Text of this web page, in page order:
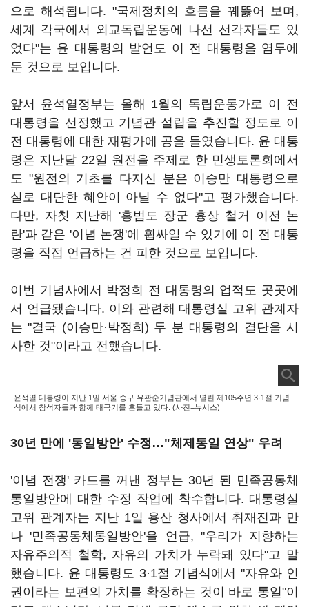
으로 해석됩니다. "국제정치의 흐름을 꿰뚫어 보며,
세계 각국에서 외교독립운동에 나선 선각자들도 있
었다"는 윤 대통령의 발언도 이 전 대통령을 염두에
둔 것으로 보입니다.
앞서 윤석열정부는 올해 1월의 독립운동가로 이 전
대통령을 선정했고 기념관 설립을 추진할 정도로 이
전 대통령에 대한 재평가에 공을 들였습니다. 윤 대통
령은 지난달 22일 원전을 주제로 한 민생토론회에서
도 "원전의 기초를 다지신 분은 이승만 대통령으로
실로 대단한 혜안이 아닐 수 없다"고 평가했습니다.
다만, 자칫 지난해 '홍범도 장군 흉상 철거 이전 논
란'과 같은 '이념 논쟁'에 휩싸일 수 있기에 이 전 대통
령을 직접 언급하는 건 피한 것으로 보입니다.
이번 기념사에서 박정희 전 대통령의 업적도 곳곳에
서 언급됐습니다. 이와 관련해 대통령실 고위 관계자
는 "결국 (이승만·박정희) 두 분 대통령의 결단을 시
사한 것"이라고 전했습니다.
윤석열 대통령이 지난 1일 서울 중구 유관순기념관에서 열린 제105주년 3·1절 기념
식에서 참석자들과 함께 태극기를 흔들고 있다. (사진=뉴시스)
30년 만에 '통일방안' 수정…"체제통일 연상" 우려
'이념 전쟁' 카드를 꺼낸 정부는 30년 된 민족공동체
통일방안에 대한 수정 작업에 착수합니다. 대통령실
고위 관계자는 지난 1일 용산 청사에서 취재진과 만
나 '민족공동체통일방안'을 언급, "우리가 지향하는
자유주의적 철학, 자유의 가치가 누락돼 있다"고 말
했습니다. 윤 대통령도 3·1절 기념식에서 "자유와 인
권이라는 보편의 가치를 확장하는 것이 바로 통일"이